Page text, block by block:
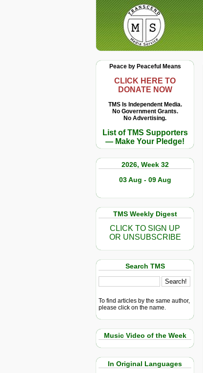
Peace by Peaceful Means
CLICK HERE TO
DONATE NOW
TMS Is Independent Media.
No Government Grants.
No Advertising.
List of TMS Supporters
— Make Your Pledge!
2026, Week 32
03 Aug - 09 Aug
TMS Weekly Digest
CLICK TO SIGN UP
OR UNSUBSCRIBE
Search TMS
To find articles by the same author,
please click on the name.
Music Video of the Week
In Original Languages